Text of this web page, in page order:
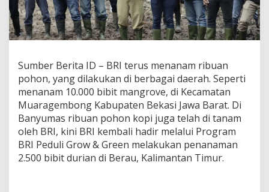
T
a
n
a
b
u
a
n
P
o
h
o
Sumber Berita ID – BRI terus menanam ribuan
pohon, yang dilakukan di berbagai daerah. Seperti
menanam 10.000 bibit mangrove, di Kecamatan
Muaragembong Kabupaten Bekasi Jawa Barat. Di
Banyumas ribuan pohon kopi juga telah di tanam
oleh BRI, kini BRI kembali hadir melalui Program
BRI Peduli Grow & Green melakukan penanaman
2.500 bibit durian di Berau, Kalimantan Timur.